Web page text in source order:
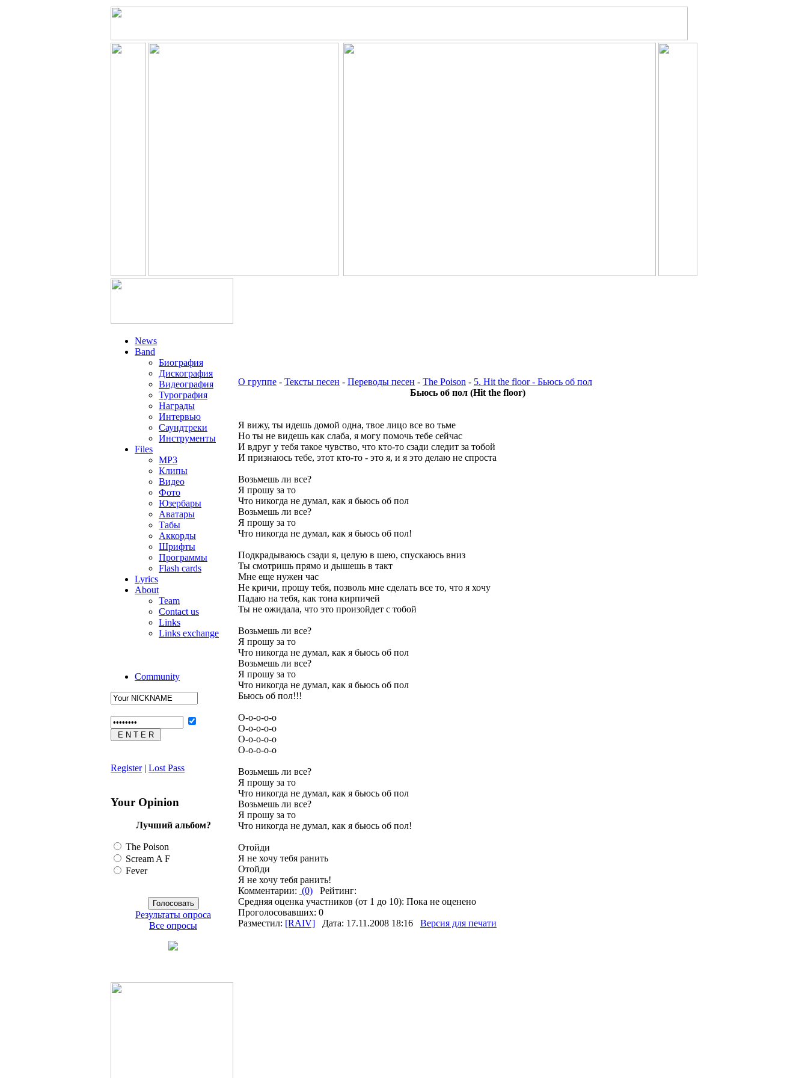
News
Band
Биография
Дискография
Видеография
Турография
Награды
Интервью
Саундтреки
Инструменты
Files
MP3
Клипы
Видео
Фото
Юзербары
Аватары
Табы
Аккорды
Шрифты
Программы
Flash cards
Lyrics
About
Team
Contact us
Links
Links exchange
Community
Register| Lost Pass
Your Opinion
Лучший альбом?
The Poison
Scream A F
Fever
Результаты опроса
Все опросы
О группе - Тексты песен - Переводы песен - The Poison - 5. Hit the floor - Бьюсь об пол
Бьюсь об пол (Hit the floor)
Я вижу, ты идешь домой одна, твое лицо все во тьме
Но ты не видешь как слаба, я могу помочь тебе сейчас
И вдруг у тебя такое чувство, что кто-то сзади следит за тобой
И признаюсь тебе, этот кто-то - это я, и я это делаю не спроста
Возьмешь ли все?
Я прошу за то
Что никогда не думал, как я бьюсь об пол
Возьмешь ли все?
Я прошу за то
Что никогда не думал, как я бьюсь об пол!
Подкрадываюсь сзади я, целую в шею, спускаюсь вниз
Ты смотришь прямо и дышешь в такт
Мне еще нужен час
Не кричи, прошу тебя, позволь мне сделать все то, что я хочу
Падаю на тебя, как тона кирпичей
Ты не ожидала, что это произойдет с тобой
Возьмешь ли все?
Я прошу за то
Что никогда не думал, как я бьюсь об пол
Возьмешь ли все?
Я прошу за то
Что никогда не думал, как я бьюсь об пол
Бьюсь об пол!!!
О-о-о-о-о
О-о-о-о-о
О-о-о-о-о
О-о-о-о-о
Возьмешь ли все?
Я прошу за то
Что никогда не думал, как я бьюсь об пол
Возьмешь ли все?
Я прошу за то
Что никогда не думал, как я бьюсь об пол!
Отойди
Я не хочу тебя ранить
Отойди
Я не хочу тебя ранить!
Комментарии: (0) Рейтинг:
Средняя оценка участников (от 1 до 10): Пока не оценено
Проголосовавших: 0
Разместил: [RAIV] Дата: 17.11.2008 18:16 Версия для печати